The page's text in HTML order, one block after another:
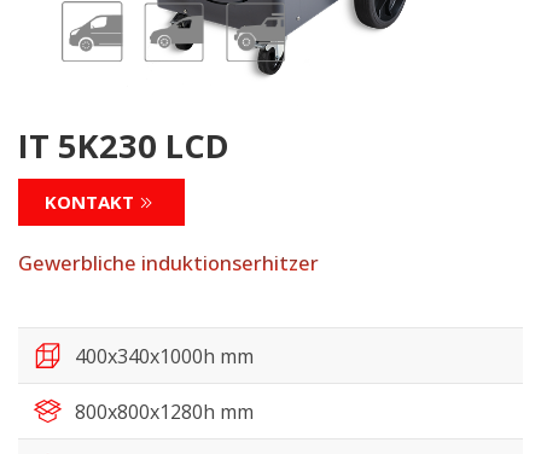
IT 5K230 LCD
KONTAKT
Gewerbliche induktionserhitzer
400x340x1000h mm
800x800x1280h mm